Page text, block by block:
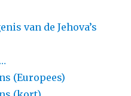
van de Jehova’s
(Europees)